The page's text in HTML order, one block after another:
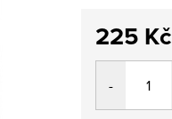
225 Kč
Měrná